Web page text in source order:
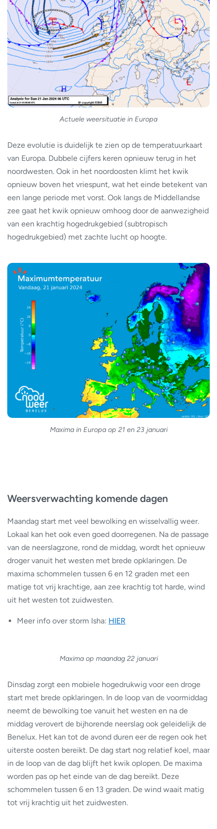
Actuele weersituatie in Europa
Deze evolutie is duidelijk te zien op de temperatuurkaart
van Europa. Dubbele cijfers keren opnieuw terug in het
noordwesten. Ook in het noordoosten klimt het kwik
opnieuw boven het vriespunt, wat het einde betekent van
een lange periode met vorst. Ook langs de Middellandse
zee gaat het kwik opnieuw omhoog door de aanwezigheid
van een krachtig hogedrukgebied (subtropisch
hogedrukgebied) met zachte lucht op hoogte.
Maxima in Europa op 21 en 23 januari
Weersverwachting komende dagen
Maandag start met veel bewolking en wisselvallig weer.
Lokaal kan het ook even goed doorregenen. Na de passage
van de neerslagzone, rond de middag, wordt het opnieuw
droger vanuit het westen met brede opklaringen. De
maxima schommelen tussen 6 en 12 graden met een
matige tot vrij krachtige, aan zee krachtig tot harde, wind
uit het westen tot zuidwesten.
Meer info over storm Isha: HIER
Maxima op maandag 22 januari
Dinsdag zorgt een mobiele hogedrukwig voor een droge
start met brede opklaringen. In de loop van de voormiddag
neemt de bewolking toe vanuit het westen en na de
middag verovert de bijhorende neerslag ook geleidelijk de
Benelux. Het kan tot de avond duren eer de regen ook het
uiterste oosten bereikt. De dag start nog relatief koel, maar
in de loop van de dag blijft het kwik oplopen. De maxima
worden pas op het einde van de dag bereikt. Deze
schommelen tussen 6 en 13 graden. De wind waait matig
tot vrij krachtig uit het zuidwesten.